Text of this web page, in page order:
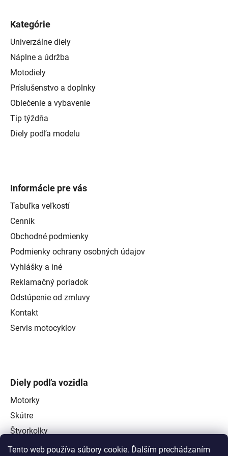
Tento web používa súbory cookie. Ďalším prechádzaním
Kategórie
Univerzálne diely
Náplne a údržba
Motodiely
Príslušenstvo a doplnky
Oblečenie a vybavenie
Tip týždňa
Diely podľa modelu
Informácie pre vás
Tabuľka veľkostí
Cenník
Obchodné podmienky
Podmienky ochrany osobných údajov
Vyhlášky a iné
Reklamačný poriadok
Odstúpenie od zmluvy
Kontakt
Servis motocyklov
Diely podľa vozidla
Motorky
Skútre
Štvorkolky